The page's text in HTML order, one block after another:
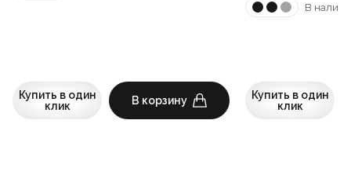
Купить в один
клик
В корзину
В
Купить в один
клик